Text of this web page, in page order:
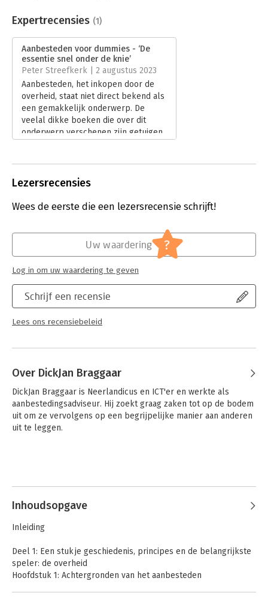
Uitgever:
BBNC Uitgevers
Verschijningsdatum:
30-3-2023
Hoofdrubriek:
Inkoop en logistiek
Dummies (Nederlandstalig)
Expertrecensies (1)
Aanbesteden voor dummies - ‘De
essentie snel onder de knie’
Peter Streefkerk | 2 augustus 2023
Aanbesteden, het inkopen door de
overheid, staat niet direct bekend als
een gemakkelijk onderwerp. De
veelal dikke boeken die over dit
onderwerp verschenen zijn getuigen
graag doornemen.
Lezersrecensies
Wees de eerste die een lezersrecensie schrijft!
Schrijf een recensie
Lees ons recensiebeleid
Uw waardering ?
Log in om uw waardering te geven
Over DickJan Braggaar
DickJan Braggaar is Neerlandicus en ICT'er en werkte als
aanbestedingsadviseur. Hij zoekt graag zaken tot op de bodem
uit om ze vervolgens op een begrijpelijke manier aan anderen
uit te leggen.
Inhoudsopgave
Inleiding
Deel 1: Een stukje geschiedenis, principes en de belangrijkste
speler: de overheid
Hoofdstuk 1: Achtergronden van het aanbesteden